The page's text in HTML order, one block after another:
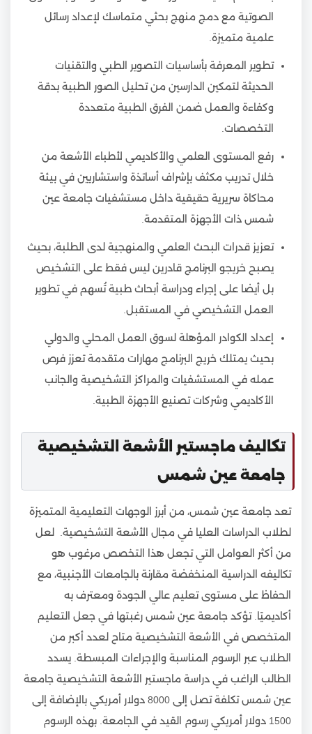
الصوتية مع دمج منهج بحثي متماسك لإعداد رسائل
علمية متميزة.
تطوير المعرفة بأساسيات التصوير الطبي والتقنيات
الحديثة لتمكين الدارسين من تحليل الصور الطبية بدقة
وكفاءة والعمل ضمن الفرق الطبية متعددة
التخصصات.
رفع المستوى العلمي والأكاديمي لأطباء الأشعة من
خلال تدريب مكثف بإشراف أساتذة واستشاريين في بيئة
محاكاة سريرية حقيقية داخل مستشفيات جامعة عين
شمس ذات الأجهزة المتقدمة.
تعزيز قدرات البحث العلمي والمنهجية لدى الطلبة، بحيث
يصبح خريجو البرنامج قادرين ليس فقط على التشخيص
بل أيضا على إجراء ودراسة أبحاث طبية تُسهم في تطوير
العمل التشخيصي في المستقبل.
إعداد الكوادر المؤهلة لسوق العمل المحلي والدولي
بحيث يمتلك خريج البرنامج مهارات متقدمة تعزز فرص
عمله في المستشفيات والمراكز التشخيصية والجانب
الأكاديمي وشركات تصنيع الأجهزة الطبية.
تكاليف ماجستير الأشعة التشخيصية
جامعة عين شمس
تعد جامعة عين شمس، من أبرز الوجهات التعليمية المتميزة
لطلاب الدراسات العليا في مجال الأشعة التشخيصية. لعل
من أكثر العوامل التي تجعل هذا التخصص مرغوب هو
تكاليفه الدراسية المنخفضة مقارنة بالجامعات الأجنبية، مع
الحفاظ على مستوى تعليم عالي الجودة ومعترف به
أكاديميًا. تؤكد جامعة عين شمس رغبتها في جعل التعليم
المتخصص في الأشعة التشخيصية متاح لعدد أكبر من
الطلاب عبر الرسوم المناسبة والإجراءات المبسطة. يسدد
الطالب الراغب في دراسة ماجستير الأشعة التشخيصية جامعة
عين شمس تكلفة تصل إلى 8000 دولار أمريكي بالإضافة إلى
1500 دولار أمريكي رسوم القيد في الجامعة. بهذه الرسوم